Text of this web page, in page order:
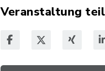
Veranstaltung